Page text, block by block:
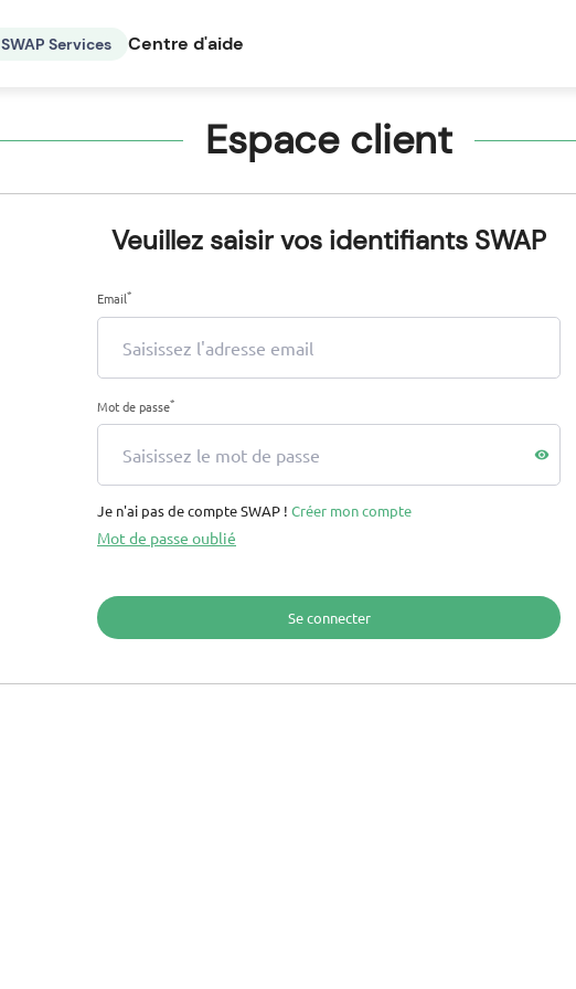
SWAP Services Centre d'aide
Espace client
Veuillez saisir vos identifiants SWAP
Email*
Mot de passe*
visibility
Je n'ai pas de compte SWAP ! Créer mon compte
Mot de passe oublié
Se connecter